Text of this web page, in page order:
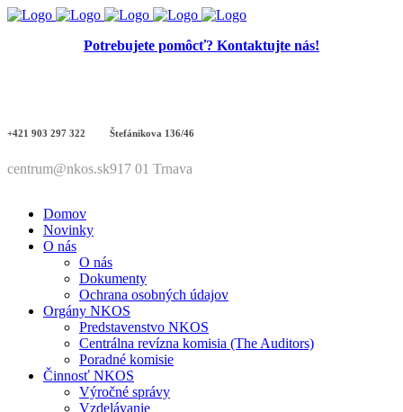
Potrebujete pomôcť? Kontaktujte nás!
+421 903 297 322
centrum@nkos.sk
Štefánikova 136/46
917 01 Trnava
Domov
Novinky
O nás
O nás
Dokumenty
Ochrana osobných údajov
Orgány NKOS
Predstavenstvo NKOS
Centrálna revízna komisia (The Auditors)
Poradné komisie
Činnosť NKOS
Výročné správy
Vzdelávanie